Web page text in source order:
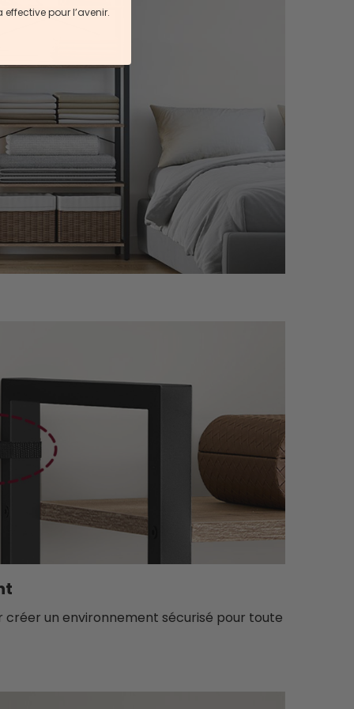
créer un environnement sécurisé pour toute
pour l’avenir.